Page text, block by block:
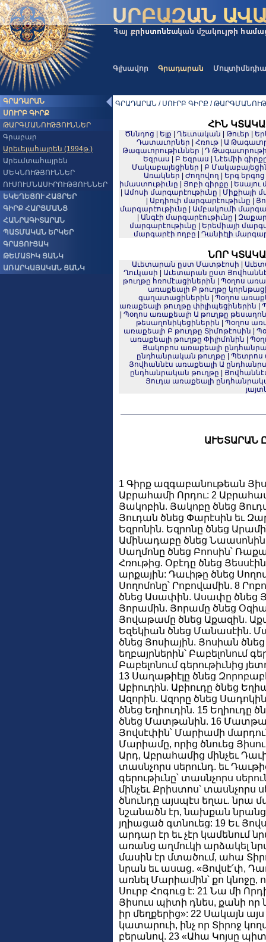
Գլխավոր Գրադարան Մուլտիմեդիա
ԳՐԱԴԱՐԱՆ
ՍՈՒՐԲ ԳԻՐՔ
ԹԱՐԳՄԱՆՈՒԹՅՈՒՆՆԵՐ
Գրաբար
Արեւելահայրեն (1994թ.)
Արեւմտահայրեն
ՄԵԿՆՈՒԹՅՈՒՆՆԵՐ
ՈՒՍՈՒՄՆԱՍԻՐՈՒԹՅՈՒՆՆԵՐ
ԵԿԵՂԵՑՈՒ ՀԱՅՐԵՐ
ԳԻՐՔ ՀԱՐՑՄԱՆՑ
ՀԱՆՐԱԳԻՏԱՐԱՆ
ՊԱՏՄԱԿԱՆ ԵՐԿԵՐ
ԳՐԱՑՈՒՑԱԿ
ԹԵՄԱՏԻԿ ՑԱՆԿ
ԱՌԱՐԿԱՅԱԿԱՆ ՑԱՆԿ
ԳՐԱԴԱՐԱՆ / ՍՈՒՐԲ ԳԻՐՔ /
ՀԻՆ
Ծննդոց Ելք Ղեւտական Թուեր
Դատաւորներ
Հռութ|
Ա
Թագաւորութիւններ
Դ
Եզրաս
Բ Եզրաս
Նէեմիի
Մակաբայեցիներ
Բ
Առակներ
Ժողովող Երգ երգոց
իմաստութիւնը
Յոբի գիրքը
Եսայու
Ամոսի մարգարէութիւնը
Միքիայի
Աբդիուի մարգարէութիւնը
մարգարէութիւնը
Ամբակումի
Անգէի մարգարէութիւնը
մարգարէութիւնը
Երեմիայի
մարգարէի ողբը
Դանիէլի
ՆՈՐ
Աւետարան ըստ Մատթէոսի
Ղուկասի
Աւետարան ըստ
թուղթը հռոմէացիներին
Պօղոս
առաքեալի Բ թուղթը
գաղատացիներին
Պօղոս
առաքեալի թուղթը փիլիպեցիներին
Պօղոս առաքեալի Ա թուղթը
թեսաղոնիկեցիներին
Պօղոս
առաքեալի Բ թուղթը Տիմոթէոսին
առաքեալի թուղթը Փիլիմոնին
Յակոբոս առաքեալի
ընդհանրական թուղթը
Պետրոս
Յովհաննէս առաքեալի Ա
ընդհանրական թուղթը
Յուդա առաքեալի
ԱՒԵՏԱՐԱՆ
1 Գիրք ազգաբանութեան
Աբրահամի Որդու: 2
Յակոբին. Յակոբը ծնեց
Յուդան ծնեց Փարէսին եւ
Եզրոնին. Եզրոնը ծնեց
Ամինադաբը ծնեց
Սաղմոնը ծնեց Բոոսին՝
Հռութից. Օբէդը ծնեց
արքային: Դաւիթը ծնեց
Սողոմոնը՝ Րոբովամին. 8
ծնեց Ասափին. Ասափը
Յորամին. Յորամը ծնեց
Յովաթամը ծնեց Աքազին.
Եզեկիան ծնեց Մանասէին.
ծնեց Յոսիային. Յոսիան
եղբայրներին՝ Բաբելոնում
Բաբելոնում գերութիւնից
13 Սաղաթիէլը ծնեց
Աբիուդին. Աբիուդը ծնեց
Ազորին. Ազորը ծնեց
ծնեց Եղիուդին. 15 Եղիուդը
ծնեց Մատթանին. 16
Յովսէփին՝ Մարիամի
Մարիամը, որից ծնուեց
Արդ, Աբրահամից մինչեւ
տասնչորս սերունդ. եւ
գերութիւնը՝ տասնչորս
մինչեւ Քրիստոս՝ տասնչորս
ծնունդը այսպէս եղաւ. նրա
նշանածն էր, նախքան նրանց
յղիացած գտնուեց: 19 Եւ
արդար էր եւ չէր կամենում
առանց աղմուկի արձակել
մասին էր մտածում, ահա
նրան եւ ասաց. «Յովսէ՛փ,
առնել Մարիամին՝ քո կնոջը,
Սուրբ Հոգուց է: 21 Նա մի
Յիսուս պիտի դնես, քանի
իր մեղքերից»: 22 Սակայն
կատարուի, ինչ որ Տիրոջ
բերանով. 23 «Ահա Կոյսը